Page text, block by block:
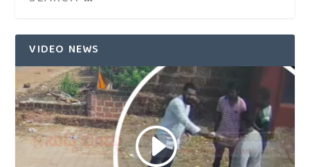
VIDEO NEWS